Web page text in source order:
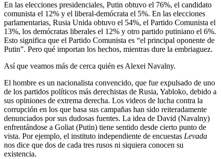
En las elecciones presidenciales, Putin obtuvo el 76%, el candidato
comunista el 12% y el liberal-demócrata el 5%. En las elecciones
parlamentarias, Rusia Unida obtuvo el 54%, el Partido Comunista el
13%, los demócratas liberales el 12% y otro partido putiniano el 6%.
Esto significa que el Partido Comunista es “el principal oponente de
Putin”. Pero qué importan los hechos, mientras dure la embriaguez.
Así que veamos más de cerca quién es Alexei Navalny.
El hombre es un nacionalista convencido, que fue expulsado de uno
de los partidos políticos más derechistas de Rusia, Yabloko, debido a
sus opiniones de extrema derecha. Los videos de lucha contra la
corrupción en los que basa sus campañas han sido reiteradamente
denunciados por sus dudosas fuentes. La idea de David (Navalny)
enfrentándose a Goliat (Putin) tiene sentido desde cierto punto de
vista. Por ejemplo, el instituto independiente de encuestas Levada
nos dice que dos de cada tres rusos ni siquiera conocen su
existencia.